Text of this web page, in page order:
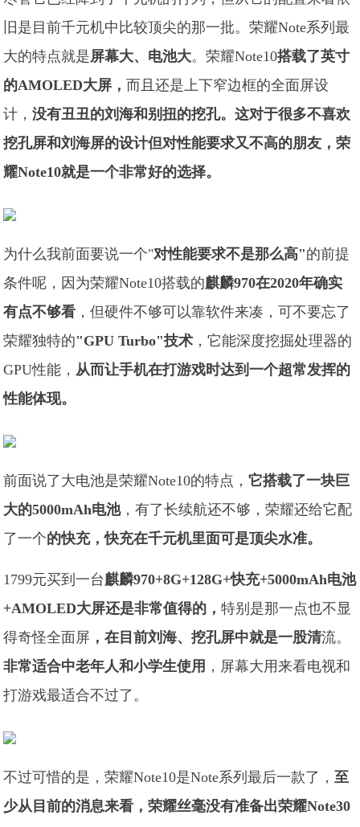
旧是目前千元机中比较顶尖的那一批。荣耀Note系列最
大的特点就是屏幕大、电池大。荣耀Note10搭载了英寸
的AMOLED大屏，而且还是上下窄边框的全面屏设
计，没有丑丑的刘海和别扭的挖孔。这对于很多不喜欢
挖孔屏和刘海屏的设计但对性能要求又不高的朋友，荣
耀Note10就是一个非常好的选择。
为什么我前面要说一个"对性能要求不是那么高"的前提
条件呢，因为荣耀Note10搭载的麒麟970在2020年确实
有点不够看 ，但硬件不够可以靠软件来凑，可不要忘了
荣耀独特的"GPU Turbo"技术 ，它能深度挖掘处理器的
GPU性能， 从而让手机在打游戏时达到一个超常发挥的
性能体现。
前面说了大电池是荣耀Note10的特点，它搭载了一块巨
大的5000mAh电池，有了长续航还不够，荣耀还给它配
了一个的快充，快充在千元机里面可是顶尖水准。
1799元买到一台麒麟970+8G+128G+快充+5000mAh电池
+AMOLED大屏还是非常值得的，特别是那一点也不显
得奇怪全面屏 ，在目前刘海、挖孔屏中就是一股清流。
非常适合中老年人和小学生使用 ，屏幕大用来看电视和
打游戏最适合不过了。
不过可惜的是，荣耀Note10是Note系列最后一款了，至
少从目前的消息来看，荣耀丝毫没有准备出荣耀Note30